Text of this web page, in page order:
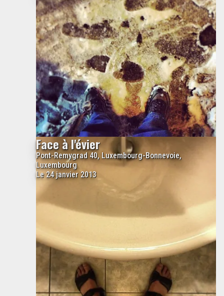
Face à l'évier
Pont-Remygrad 40, Luxembourg-Bonnevoie,
Luxembourg
Le 24 janvier 2013